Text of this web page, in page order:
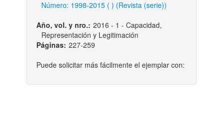
Número: 1998-2015 ( ) (Revista (serie))
Año, vol. y nro.: 2016 - 1 - Capacidad,
Representación y Legitimación
Páginas: 227-259
Puede solicitar más fácilmente el ejemplar con: